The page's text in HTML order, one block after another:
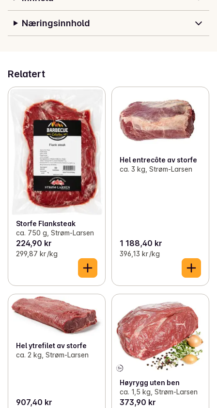
Næringsinnhold
Relatert
Storfe Flanksteak
ca. 750 g, Strøm-Larsen
224,90 kr
299,87 kr /kg
Hel entrecôte av storfe
ca. 3 kg, Strøm-Larsen
1 188,40 kr
396,13 kr /kg
Hel ytrefilet av storfe
ca. 2 kg, Strøm-Larsen
907,40 kr
Høyrygg uten ben
ca. 1,5 kg, Strøm-Larsen
373,90 kr